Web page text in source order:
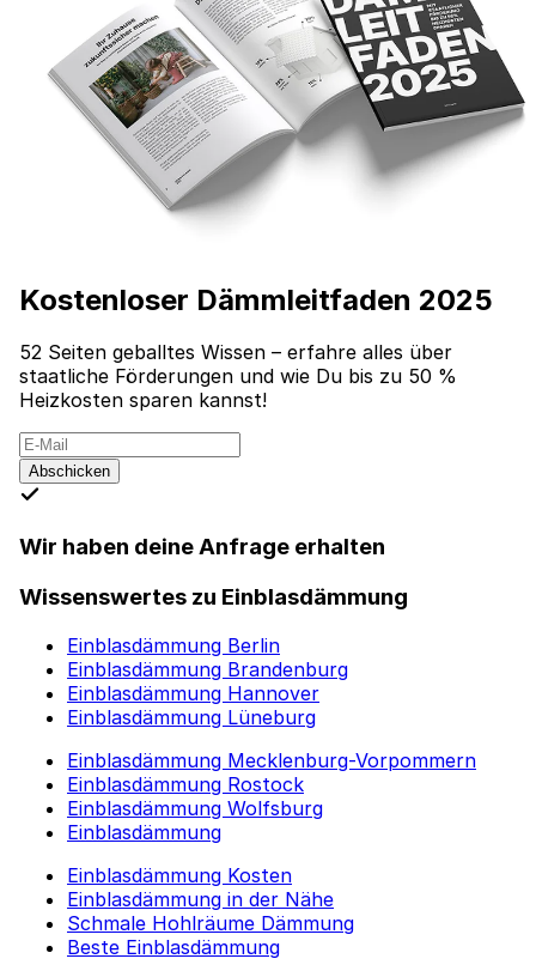
Kostenloser Dämmleitfaden 2025
52 Seiten geballtes Wissen – erfahre alles über
staatliche Förderungen und wie Du bis zu 50 %
Heizkosten sparen kannst!
Abschicken
Wir haben deine Anfrage erhalten
Wissenswertes zu Einblasdämmung
Einblasdämmung Berlin
Einblasdämmung Brandenburg
Einblasdämmung Hannover
Einblasdämmung Lüneburg
Einblasdämmung Mecklenburg-Vorpommern
Einblasdämmung Rostock
Einblasdämmung Wolfsburg
Einblasdämmung
Einblasdämmung Kosten
Einblasdämmung in der Nähe
Schmale Hohlräume Dämmung
Beste Einblasdämmung